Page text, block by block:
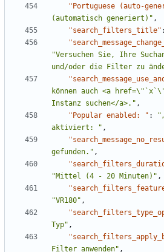
"Portuguese (auto-
(automatisch generiert)" ,
"search_filters_title" :
"Versuchen Sie, Ihre
und/oder die Filter zu
können auch <a
Instanz suchen</a>." ,
"Popular enabled: " :
aktiviert: " ,
gefunden." ,
"Mittel (4 - 20 Minuten)" ,
"VR180" ,
Typ" ,
Filter anwenden" ,